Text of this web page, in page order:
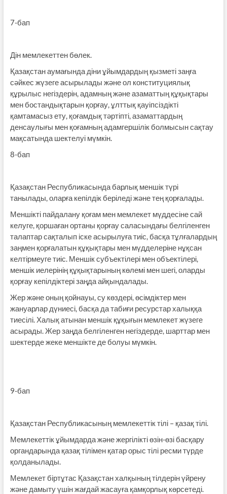
7-бап
Дін мемлекеттен бөлек.
Қазақстан аумағында діни ұйымдардың қызметі заңға
сәйкес жүзеге асырылады және ол конституциялық
құрылыс негіздерін, адамның және азаматтың құқықтары
мен бостандықтарын қорғау, ұлттық қауіпсіздікті
қамтамасыз ету, қоғамдық тәртіпті, азаматтардың
денсаулығы мен қоғамның адамгершілік болмысын сақтау
мақсатында шектелуі мүмкін.
8-бап
Қазақстан Республикасында барлық меншік түрі
танылады, оларға кепілдік беріледі және тең қорғалады.
Меншікті пайдалану қоғам мен мемлекет мүддесіне сай
келуге, қоршаған ортаны қорғау саласындағы белгіленген
талаптар сақталып іске асырылуға тиіс, басқа тұлғалардың
заңмен қорғалатын құқықтары мен мүдделеріне нұқсан
келтірмеуге тиіс. Меншік субъектілері мен объектілері,
меншік иелерінің құқықтарының көлемі мен шегі, оларды
қорғау кепілдіктері заңда айқындалады.
Жер жəне оның қойнауы, су көздері, өсімдіктер мен
жануарлар дүниесі, басқа да табиғи ресурстар халыққа
тиесілі. Халық атынан меншік құқығын мемлекет жүзеге
асырады. Жер заңда белгіленген негіздерде, шарттар мен
шектерде жеке меншікте де болуы мүмкін.
9-бап
Қазақстан Республикасының мемлекеттік тілі – қазақ тілі.
Мемлекеттік ұйымдарда және жергілікті өзін-өзі басқару
органдарында қазақ тілімен қатар орыс тілі ресми түрде
қолданылады.
Мемлекет біртұтас Қазақстан халқының тілдерін үйрену
және дамыту үшін жағдай жасауға қамқорлық көрсетеді.